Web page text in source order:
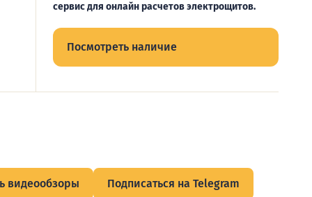
сервис для онлайн расчетов электрощитов.
Посмотреть наличие
видеообзоры Подписаться на Telegram